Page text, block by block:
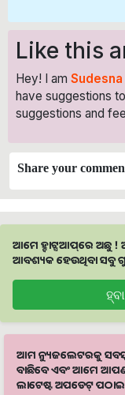
Like this
Hey! I am
have suggestions
suggestions and
Share your
ଆମେ ହ୍ବାଟ୍ସଆପ୍‌ରେ ଅଛୁ !
ଆବଶ୍ୟକ ହେଉଥିବା ସବୁ
ଆମ ନ୍ୟୁଜଲେଟରକୁ
ବାଛିବେ ଏବଂ ଆମେ
ଲାଟେଷ୍ଟ ଅପଡେଟ୍‌